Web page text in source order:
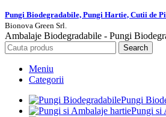
Pungi Biodegradabile, Pungi Hartie, Cutii de
Bionova Green Srl.
Ambalaje Biodegradabile - Pungi
Search
Meniu
Categorii
Pungi
Pungi si